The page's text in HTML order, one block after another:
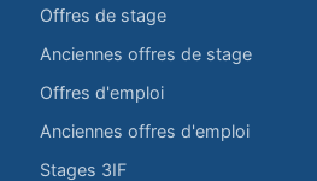
Offres de stage
Anciennes offres de stage
Offres d'emploi
Anciennes offres d'emploi
Stages 3IF